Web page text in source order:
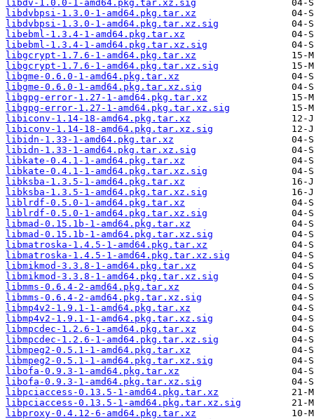
libdv-1.0.0-1-amd64.pkg.tar.xz.sig
libdvbpsi-1.3.0-1-amd64.pkg.tar.xz
libdvbpsi-1.3.0-1-amd64.pkg.tar.xz.sig
libebml-1.3.4-1-amd64.pkg.tar.xz
libebml-1.3.4-1-amd64.pkg.tar.xz.sig
libgcrypt-1.7.6-1-amd64.pkg.tar.xz
libgcrypt-1.7.6-1-amd64.pkg.tar.xz.sig
libgme-0.6.0-1-amd64.pkg.tar.xz
libgme-0.6.0-1-amd64.pkg.tar.xz.sig
libgpg-error-1.27-1-amd64.pkg.tar.xz
libgpg-error-1.27-1-amd64.pkg.tar.xz.sig
libiconv-1.14-18-amd64.pkg.tar.xz
libiconv-1.14-18-amd64.pkg.tar.xz.sig
libidn-1.33-1-amd64.pkg.tar.xz
libidn-1.33-1-amd64.pkg.tar.xz.sig
libkate-0.4.1-1-amd64.pkg.tar.xz
libkate-0.4.1-1-amd64.pkg.tar.xz.sig
libksba-1.3.5-1-amd64.pkg.tar.xz
libksba-1.3.5-1-amd64.pkg.tar.xz.sig
liblrdf-0.5.0-1-amd64.pkg.tar.xz
liblrdf-0.5.0-1-amd64.pkg.tar.xz.sig
libmad-0.15.1b-1-amd64.pkg.tar.xz
libmad-0.15.1b-1-amd64.pkg.tar.xz.sig
libmatroska-1.4.5-1-amd64.pkg.tar.xz
libmatroska-1.4.5-1-amd64.pkg.tar.xz.sig
libmikmod-3.3.8-1-amd64.pkg.tar.xz
libmikmod-3.3.8-1-amd64.pkg.tar.xz.sig
libmms-0.6.4-2-amd64.pkg.tar.xz
libmms-0.6.4-2-amd64.pkg.tar.xz.sig
libmp4v2-1.9.1-1-amd64.pkg.tar.xz
libmp4v2-1.9.1-1-amd64.pkg.tar.xz.sig
libmpcdec-1.2.6-1-amd64.pkg.tar.xz
libmpcdec-1.2.6-1-amd64.pkg.tar.xz.sig
libmpeg2-0.5.1-1-amd64.pkg.tar.xz
libmpeg2-0.5.1-1-amd64.pkg.tar.xz.sig
libofa-0.9.3-1-amd64.pkg.tar.xz
libofa-0.9.3-1-amd64.pkg.tar.xz.sig
libpciaccess-0.13.5-1-amd64.pkg.tar.xz
libpciaccess-0.13.5-1-amd64.pkg.tar.xz.sig
libproxy-0.4.12-6-amd64.pkg.tar.xz